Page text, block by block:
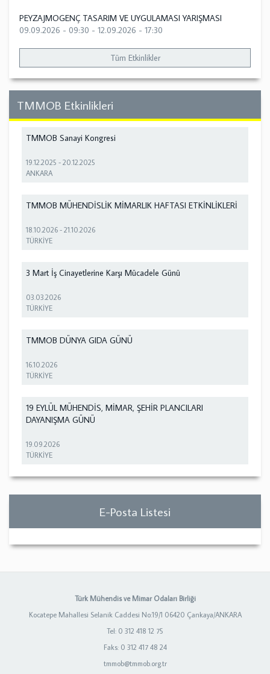
PEYZAJMOGENÇ TASARIM VE UYGULAMASI YARIŞMASI
09.09.2026 - 09:30 - 12.09.2026 - 17:30
Tüm Etkinlikler
TMMOB Etkinlikleri
TMMOB Sanayi Kongresi
19.12.2025 -20.12.2025
ANKARA
TMMOB MÜHENDİSLİK MİMARLIK HAFTASI ETKİNLİKLERİ
18.10.2026 -21.10.2026
TÜRKİYE
3 Mart İş Cinayetlerine Karşı Mücadele Günü
03.03.2026
TÜRKİYE
TMMOB DÜNYA GIDA GÜNÜ
16.10.2026
TÜRKİYE
19 EYLÜL MÜHENDİS, MİMAR, ŞEHİR PLANCILARI
DAYANIŞMA GÜNÜ
19.09.2026
TÜRKİYE
E-Posta Listesi
Türk Mühendis ve Mimar Odaları Birliği
Kocatepe Mahallesi Selanik Caddesi No:19/1 06420 Çankaya/ANKARA
Tel: 0 312 418 12 75
Faks: 0 312 417 48 24
tmmob@tmmob.org.tr